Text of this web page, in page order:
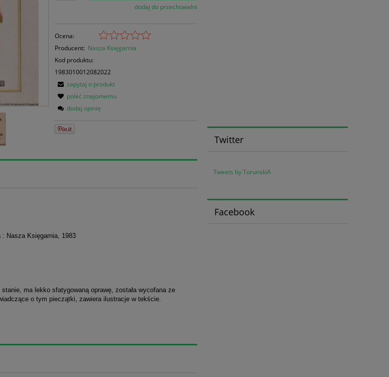
dodaj do przechowalni
Ocena:
Producent: Nasza Księgarnia
Kod produktu:
1983010012082022
zapytaj o produkt
poleć znajomemu
dodaj opinię
Nasza Księgarnia, 1983
ma lekko sfatygowaną oprawę, została wycofana ze
o tym pieczątki, zawiera ilustracje w tekście.
Twitter
Tweets by TorunskiA
Facebook